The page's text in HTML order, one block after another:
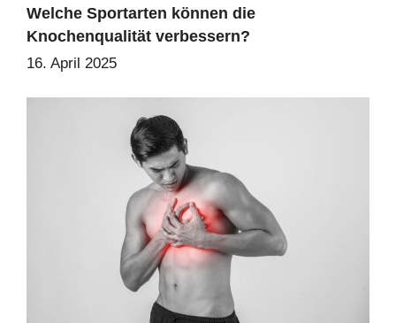
Welche Sportarten können die
Knochenqualität verbessern?
16. April 2025